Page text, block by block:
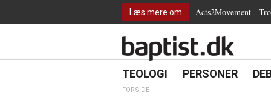
gå
for
6.0:
Internationalt
Læs mere om Acts2Movement -
18.0:
TEOLOGI 19.0:
PERSONER
FORSIDE